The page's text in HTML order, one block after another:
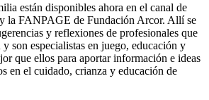
están disponibles ahora en el canal de
la FANPAGE de Fundación Arcor. Allí se
y reflexiones de profesionales que
son especialistas en juego, educación y
que ellos para aportar información e ideas
en el cuidado, crianza y educación de